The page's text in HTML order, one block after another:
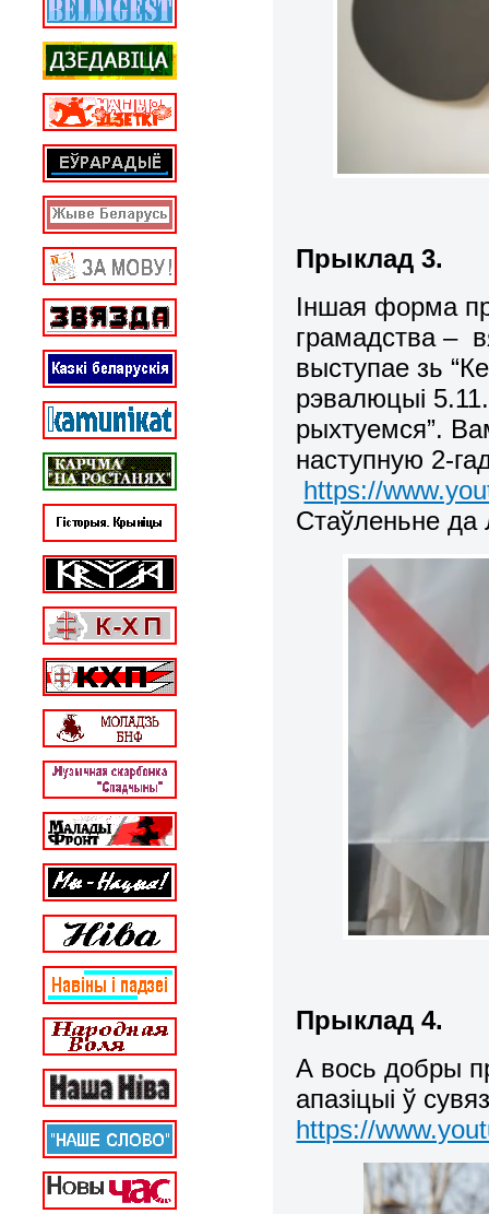
Прыклад 3.
Іншая форма
грамадства –
выступае зь
рэвалюцыі
рыхтуемся”.
наступную 2-
https://
Стаўленьне да
Прыклад 4.
А вось добры
апазіцыі ў
https://